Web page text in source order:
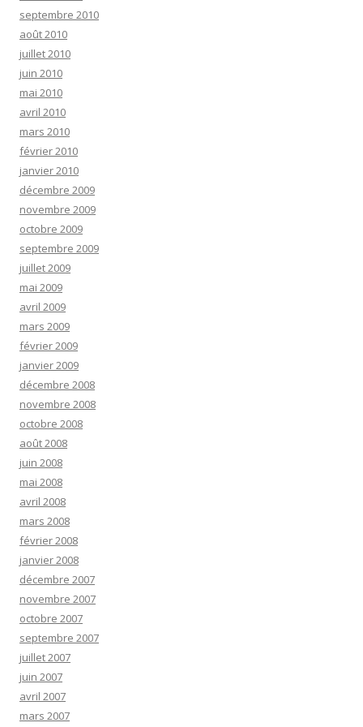
septembre 2010
août 2010
juillet 2010
juin 2010
mai 2010
avril 2010
mars 2010
février 2010
janvier 2010
décembre 2009
novembre 2009
octobre 2009
septembre 2009
juillet 2009
mai 2009
avril 2009
mars 2009
février 2009
janvier 2009
décembre 2008
novembre 2008
octobre 2008
août 2008
juin 2008
mai 2008
avril 2008
mars 2008
février 2008
janvier 2008
décembre 2007
novembre 2007
octobre 2007
septembre 2007
juillet 2007
juin 2007
avril 2007
mars 2007